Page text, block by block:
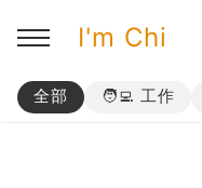
I'm Chi
回主選單
回主選單
回主選單
回主選單
全部 🧑‍💻 工作